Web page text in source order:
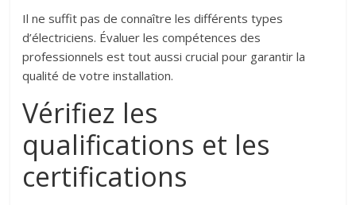
Il ne suffit pas de connaître les différents types
d’électriciens. Évaluer les compétences des
professionnels est tout aussi crucial pour garantir la
qualité de votre installation.
Vérifiez les
qualifications et les
certifications